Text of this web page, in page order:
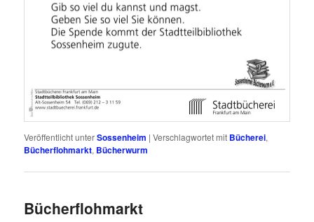
Veröffentlicht unterSossenheim |Verschlagwortet mit Bücherei,
Bücherflohmarkt, Bücherwurm
Bücherflohmarkt